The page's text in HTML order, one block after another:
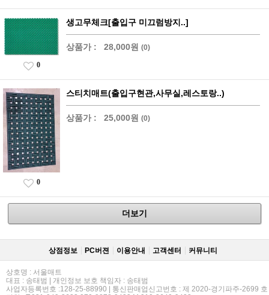
생고무체크[출입구 미끄럼방지..]
상품가 : 28,000원 (0)
0
스티치매트(출입구현관,사무실,레스토랑..)
상품가 : 25,000원 (0)
0
더보기
상점정보 PC버젼 이용안내 고객센터 커뮤니티
상호명 : 서울매트
대표 : 송태범 | 개인정보 보호 책임자 : 송태범
사업자등록번호 :128-25-88990 | 통신판매업신고번호 : 제 2020-경기파주-2699 호